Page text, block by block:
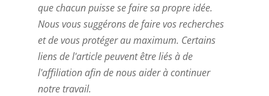
que chacun puisse se faire sa propre idée.
Nous vous suggérons de faire vos recherches
et de vous protéger au maximum. Certains
liens de l'article peuvent être liés à de
l'affiliation afin de nous aider à continuer
notre travail.